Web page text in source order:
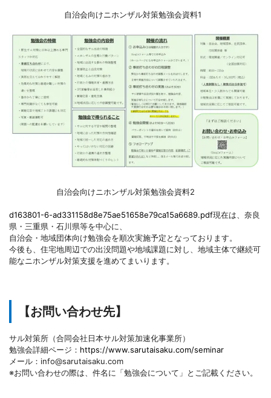
自治会向けニホンザル対策勉強会資料1
自治会向けニホンザル対策勉強会資料2
d163801-6-ad331158d8e75ae51658e79ca15a6689.pdf現在は、奈良
県・三重県・石川県等を中心に、
自治会・地域団体向け勉強会を順次実施予定となっております。
今後も、住宅地周辺での出没問題や地域課題に対し、地域主体で継続可
能なニホンザル対策支援を進めてまいります。
【お問い合わせ先】
サル対策所（合同会社日本サル対策加速化事業所）
勉強会詳細ページ： https://www.sarutaisaku.com/seminar
メール：info@sarutaisaku.com
※お問い合わせの際は、件名に「勉強会について」とご記載ください。